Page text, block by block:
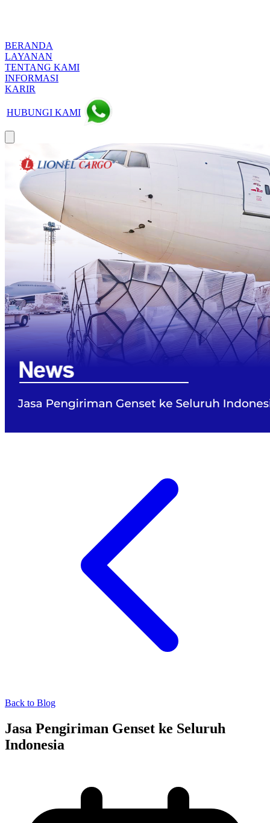
BERANDA
LAYANAN
TENTANG KAMI
INFORMASI
KARIR
HUBUNGI KAMI
Back to Blog
Jasa Pengiriman Genset ke Seluruh
Indonesia